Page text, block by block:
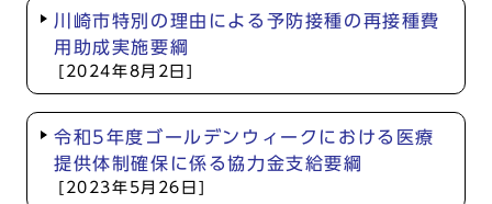
川崎市特別の理由による予防接種の再接種費
用助成実施要綱
[2024年8月2日]
令和5年度ゴールデンウィークにおける医療
提供体制確保に係る協力金支給要綱
[2023年5月26日]